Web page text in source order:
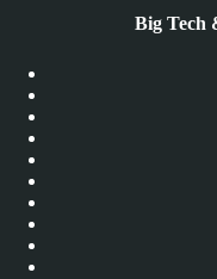
Big Tech